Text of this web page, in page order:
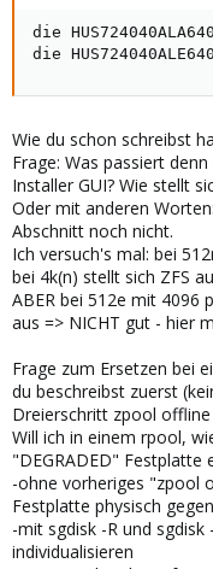
die
die
Wie du schon schreibst
Frage: Was passiert
Installer GUI? Wie stellt
Oder mit anderen
Abschnitt noch nicht.
Ich versuch's mal: bei
bei 4k(n) stellt sich ZFS
ABER bei 512e mit 4096
aus => NICHT gut - hier
Frage zum Ersetzen bei
du beschreibst zuerst
Dreierschritt zpool
Will ich in einem rpool,
"DEGRADED" Festplatte
-ohne vorheriges "zpool
Festplatte physisch
-mit sgdisk -R und
individualisieren